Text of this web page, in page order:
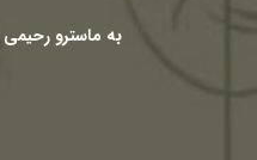
به ماسترو